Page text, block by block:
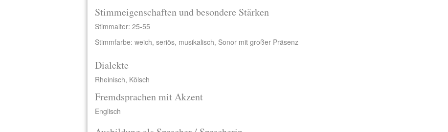
Stimmeigenschaften und besondere Stärken
Stimmalter: 25-55
Stimmfarbe: weich, seriös, musikalisch, Sonor mit großer Präsenz
Dialekte
Rheinisch, Kölsch
Fremdsprachen mit Akzent
Englisch